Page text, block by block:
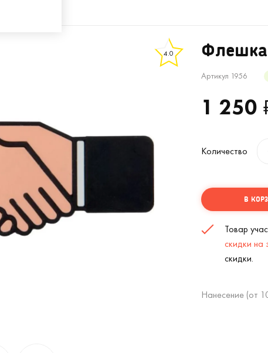
4.0 Флешка
Артикул 1956
1 250
Количество
В
Товар
скидки на
скидки.
Нанесение (от